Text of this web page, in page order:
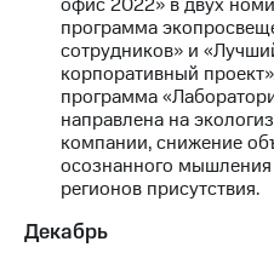
Регистратор
Реквизиты
Контакты
развитие
деловая этика
На главную
программа
сотрудников» и
корпоративный
программа
направлена на
компании, снижение
осознанного
регионов присутствия.
Декабрь